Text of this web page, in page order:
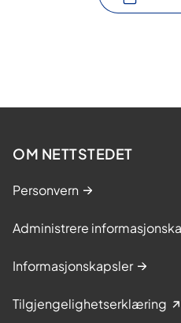
OM NETTSTEDET
Personvern
Administrere
Informasjonskapsler
Tilgjengelighetserklæring